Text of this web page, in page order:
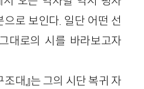
로 보인다. 일단 어떤 선
대로의 시를 바라보고자
조대』는 그의 시단 복귀 자